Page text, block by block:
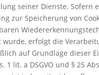
seiner Dienste. Sofern
zur Speicherung von
wurde, erfolgt die
auf Grundlage dieser
1 lit. a DSGVO und § 25